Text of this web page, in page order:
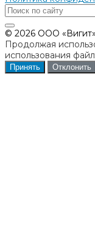
© 2026 ООО
Продолжая
использования
Принять Отклонить